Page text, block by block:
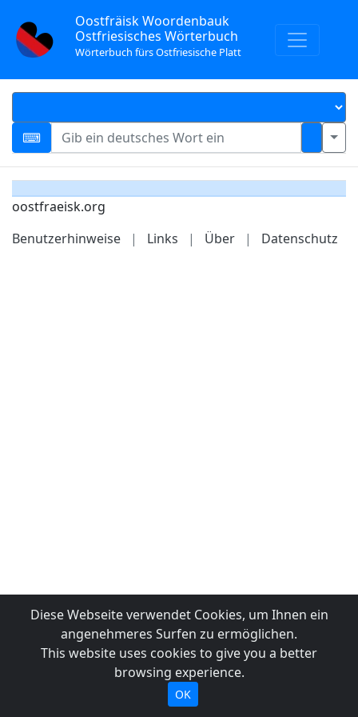
Oostfräisk Woordenbauk
Ostfriesisches Wörterbuch
Wörterbuch fürs Ostfriesische Platt
oostfraeisk.org
Benutzerhinweise
| Links | Über | Datenschutz
Diese Webseite verwendet Cookies, um Ihnen ein
angenehmeres Surfen zu ermöglichen.
This website uses cookies to give you a better
browsing experience.
OK